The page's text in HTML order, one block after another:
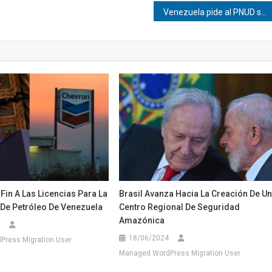
A Las Licencias Para La
Petróleo De Venezuela
Migration User
Brasil Avanza Hacia La Creación De Un
Centro Regional De Seguridad
Amazónica
18/06/2024
Managed WordPress Migration User